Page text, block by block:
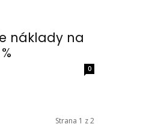
náklady na
0
Strana 1 z 2